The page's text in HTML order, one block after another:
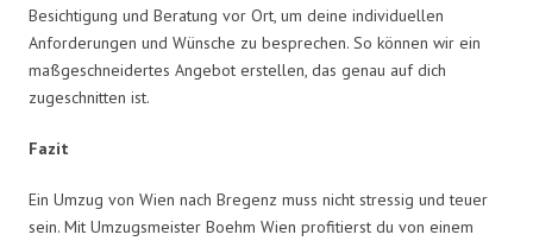
Besichtigung und Beratung vor Ort, um deine individuellen
Anforderungen und Wünsche zu besprechen. So können wir ein
maßgeschneidertes Angebot erstellen, das genau auf dich
zugeschnitten ist.
Fazit
Ein Umzug von Wien nach Bregenz muss nicht stressig und teuer
sein. Mit Umzugsmeister Boehm Wien profitierst du von einem